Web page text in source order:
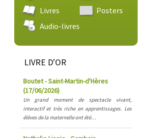
Livres
Posters
Audio-livres
LIVRE D'OR
Boutet - Saint-Martin-d'Hères
(17/06/2026)
Un grand moment de spectacle vivant,
interactif et très riche en apprentissages. Les
élèves de la maternelle ont été…